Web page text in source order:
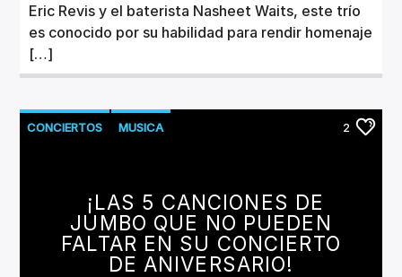
Eric Revis y el baterista Nasheet Waits, este trío
es conocido por su habilidad para rendir homenaje
[…]
CONCIERTOS MUSICA 2
¡LAS 5 CANCIONES DE
JUMBO QUE NO PUEDEN
FALTAR EN SU CONCIERTO
DE ANIVERSARIO!